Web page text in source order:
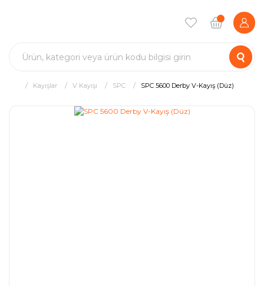
Kayışlar V Kayışı SPC SPC 5600 Derby V-Kayış (Düz)